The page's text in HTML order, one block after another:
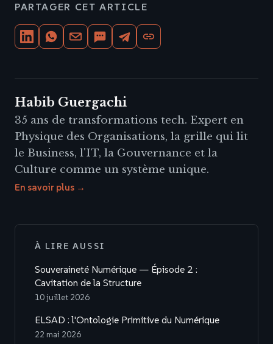
PARTAGER CET ARTICLE
Habib Guergachi
35 ans de transformations tech. Expert en
Physique des Organisations, la grille qui lit
le Business, l'IT, la Gouvernance et la
Culture comme un système unique.
En savoir plus →
À LIRE AUSSI
Souveraineté Numérique — Épisode 2 :
Cavitation de la Structure
10 juillet 2026
ELSAD : l'Ontologie Primitive du Numérique
22 mai 2026